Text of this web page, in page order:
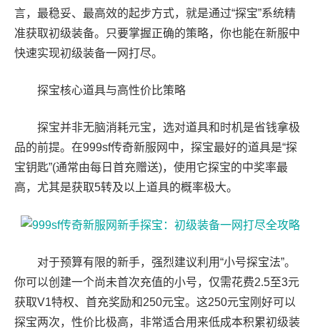
言，最稳妥、最高效的起步方式，就是通过“探宝”系统精
准获取初级装备。只要掌握正确的策略，你也能在新服中
快速实现初级装备一网打尽。
探宝核心道具与高性价比策略
探宝并非无脑消耗元宝，选对道具和时机是省钱拿极
品的前提。在999sf传奇新服网中，探宝最好的道具是“探
宝钥匙”(通常由每日首充赠送)，使用它探宝的中奖率最
高，尤其是获取5转及以上道具的概率极大。
对于预算有限的新手，强烈建议利用“小号探宝法”。
你可以创建一个尚未首次充值的小号，仅需花费2.5至3元
获取V1特权、首充奖励和250元宝。这250元宝刚好可以
探宝两次，性价比极高，非常适合用来低成本积累初级装